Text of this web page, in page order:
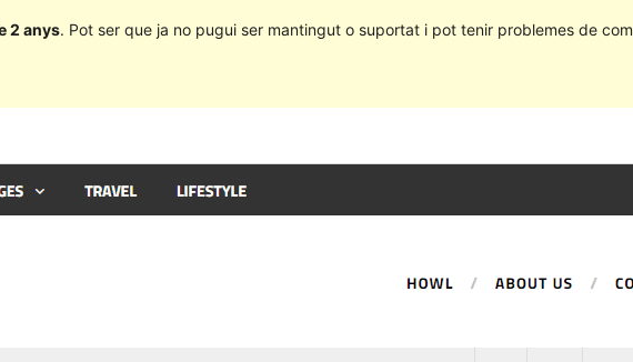
2 anys. Pot ser que ja no pugui ser mantingut o suportat i pot tenir problemes de